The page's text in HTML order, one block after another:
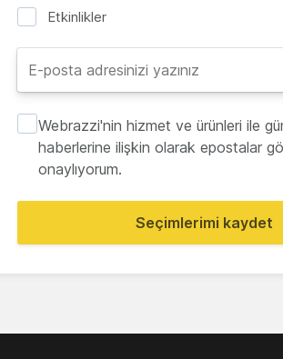
Etkinlikler
Webrazzi'nin hizmet ve ürünleri ile
haberlerine ilişkin olarak epostalar
onaylıyorum.
Seçimlerimi kaydet